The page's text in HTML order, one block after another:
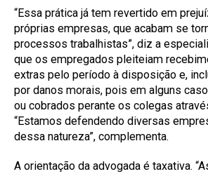
“Essa prática já tem revertido em
próprias empresas, que acabam se
processos trabalhistas”, diz a
que os empregados pleiteiam
extras pelo período à disposição e,
por danos morais, pois em alguns
ou cobrados perante os colegas
“Estamos defendendo diversas
dessa natureza”, complementa.
A orientação da advogada é taxativa.